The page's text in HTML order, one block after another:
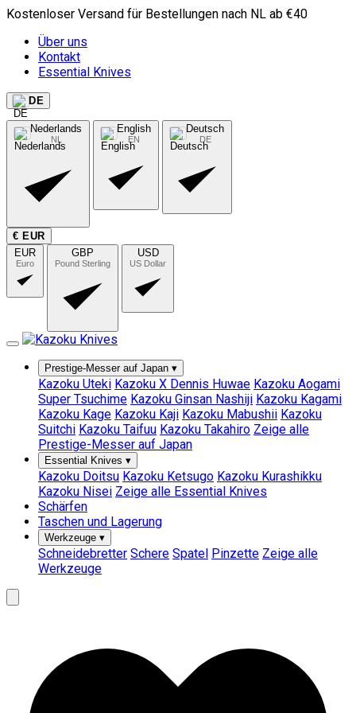
Kostenloser Versand für Bestellungen nach NL ab €40
Über uns
Kontakt
Essential Knives
DE
Nederlands
NL
English
EN
Deutsch
DE
€ EUR
EUR
Euro
GBP
Pound Sterling
USD
US Dollar
Prestige-Messer auf Japan ▾
Kazoku Uteki Kazoku X Dennis Huwae Kazoku Aogami
Super Tsuchime Kazoku Ginsan Nashiji Kazoku Kagami
Kazoku Kage Kazoku Kaji Kazoku Mabushii Kazoku
Suitchi Kazoku Taifuu Kazoku Takahiro Zeige alle
Prestige-Messer auf Japan
Essential Knives ▾
Kazoku Doitsu Kazoku Ketsugo Kazoku Kurashikku
Kazoku Nisei Zeige alle Essential Knives
Schärfen
Taschen und Lagerung
Werkzeuge ▾
Schneidebretter Schere Spatel Pinzette Zeige alle
Werkzeuge